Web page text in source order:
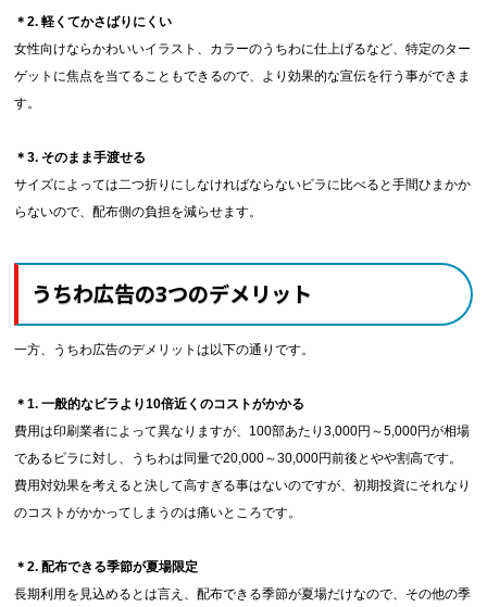
＊2. 軽くてかさばりにくい
女性向けならかわいいイラスト、カラーのうちわに仕上げるなど、特定のター
ゲットに焦点を当てることもできるので、より効果的な宣伝を行う事ができま
す。
＊3. そのまま手渡せる
サイズによっては二つ折りにしなければならないビラに比べると手間ひまかか
らないので、配布側の負担を減らせます。
うちわ広告の3つのデメリット
一方、うちわ広告のデメリットは以下の通りです。
＊1. 一般的なビラより10倍近くのコストがかかる
費用は印刷業者によって異なりますが、100部あたり3,000円～5,000円が相場
であるビラに対し、うちわは同量で20,000～30,000円前後とやや割高です。
費用対効果を考えると決して高すぎる事はないのですが、初期投資にそれなり
のコストがかかってしまうのは痛いところです。
＊2. 配布できる季節が夏場限定
長期利用を見込めるとは言え、配布できる季節が夏場だけなので、その他の季